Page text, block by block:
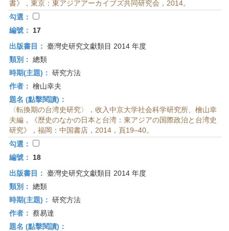
書》，東京：東アジアアーカイブズ共同研究会，2014。
勾選：
編號：
17
出版書目： 臺灣史研究文獻類目 2014 年度
類別： 總類
時期(主題)： 研究方法
作者： 檜山幸夫
題名 (點擊閱讀)：
〈転換期の台湾史研究〉，收入中京大学社会科学研究所、檜山幸
夫編，《歴史のなかの日本と台湾：東アジアの国際政治と台湾史
研究》，福岡：中国書店，2014，頁19–40。
勾選：
編號：
18
出版書目： 臺灣史研究文獻類目 2014 年度
類別： 總類
時期(主題)： 研究方法
作者： 蔡易達
題名 (點擊閱讀)：